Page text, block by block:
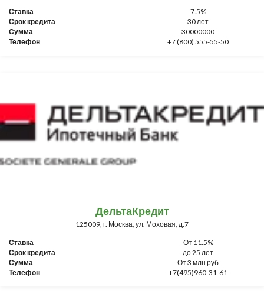
Ставка
7.5%
Срок кредита
30 лет
Сумма
30000000
Телефон
+7 (800) 555-55-50
ДельтаКредит
125009, г. Москва, ул. Моховая, д.7
Ставка
От 11.5%
Срок кредита
до 25 лет
Сумма
От 3 млн руб
Телефон
+7(495)960-31-61